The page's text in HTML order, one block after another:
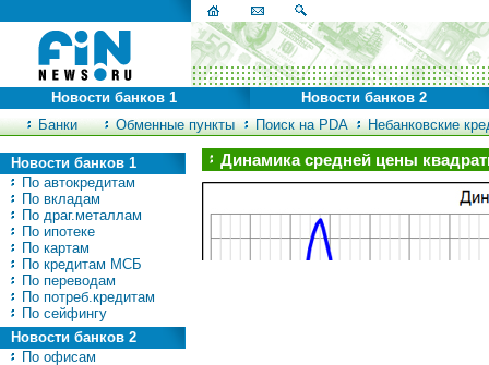
Банки Обменные пункты Поиск на PDA Небанковские
Новости банков 1 Новости банков 2
Новости банков 1
По автокредитам
По вкладам
По драг.металлам
По ипотеке
По картам
По кредитам МСБ
По переводам
По потреб.кредитам
По сейфингу
Новости банков 2
По офисам
Динамика средней цены